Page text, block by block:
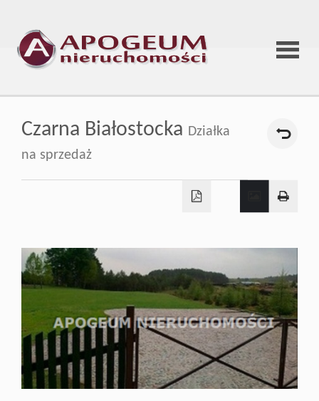
Strona
O
firmie
Oferta
Czarna Białostocka Działka
na sprzedaż